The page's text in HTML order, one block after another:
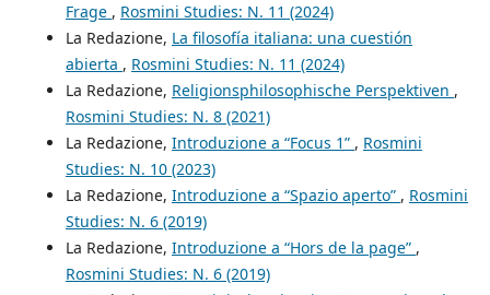
Frage , Rosmini Studies: N. 11 (2024)
La Redazione, La filosofía italiana: una cuestión
abierta , Rosmini Studies: N. 11 (2024)
La Redazione, Religionsphilosophische Perspektiven ,
Rosmini Studies: N. 8 (2021)
La Redazione, Introduzione a “Focus 1” , Rosmini
Studies: N. 10 (2023)
La Redazione, Introduzione a “Spazio aperto” , Rosmini
Studies: N. 6 (2019)
La Redazione, Introduzione a “Hors de la page” ,
Rosmini Studies: N. 6 (2019)